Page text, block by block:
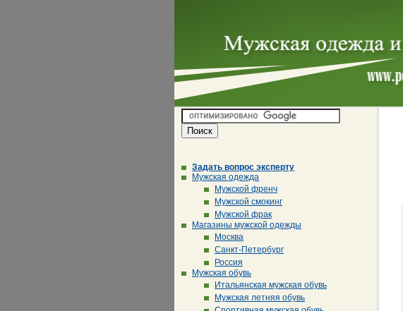
Задать вопрос эксперту
Мужская одежда
Мужской френч
Мужской смокинг
Мужской фрак
Магазины мужской одежды
Москва
Санкт-Петербург
Россия
Мужская обувь
Итальянская мужская обувь
Мужская летняя обувь